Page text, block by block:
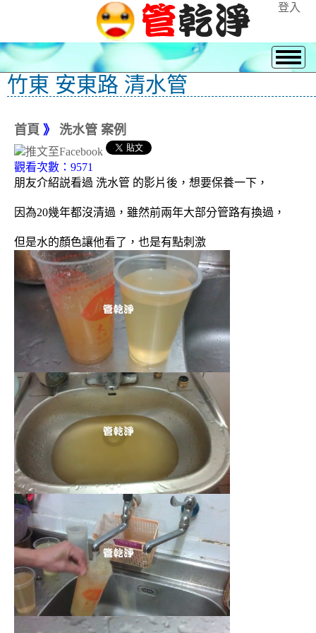
登入
竹東 安東路 清水管
首頁 》 洗水管 案例
觀看次數：9571
朋友介紹説看過 洗水管 的影片後，想要保養一下，
因為20幾年都沒清過，雖然前兩年大部分管路有換過，
但是水的顏色讓他看了，也是有點刺激